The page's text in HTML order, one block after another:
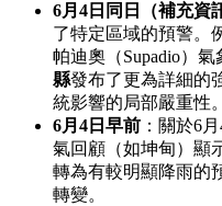
6月4日同日（補充資
了特定區域的預警。
帕迪奧（Supadio）
縣發布了更為詳細的
統影響的局部嚴重性。
6月4日早前 ：關於6
氣回顧（如坤甸）顯
轉為有較明顯降雨的
轉變。